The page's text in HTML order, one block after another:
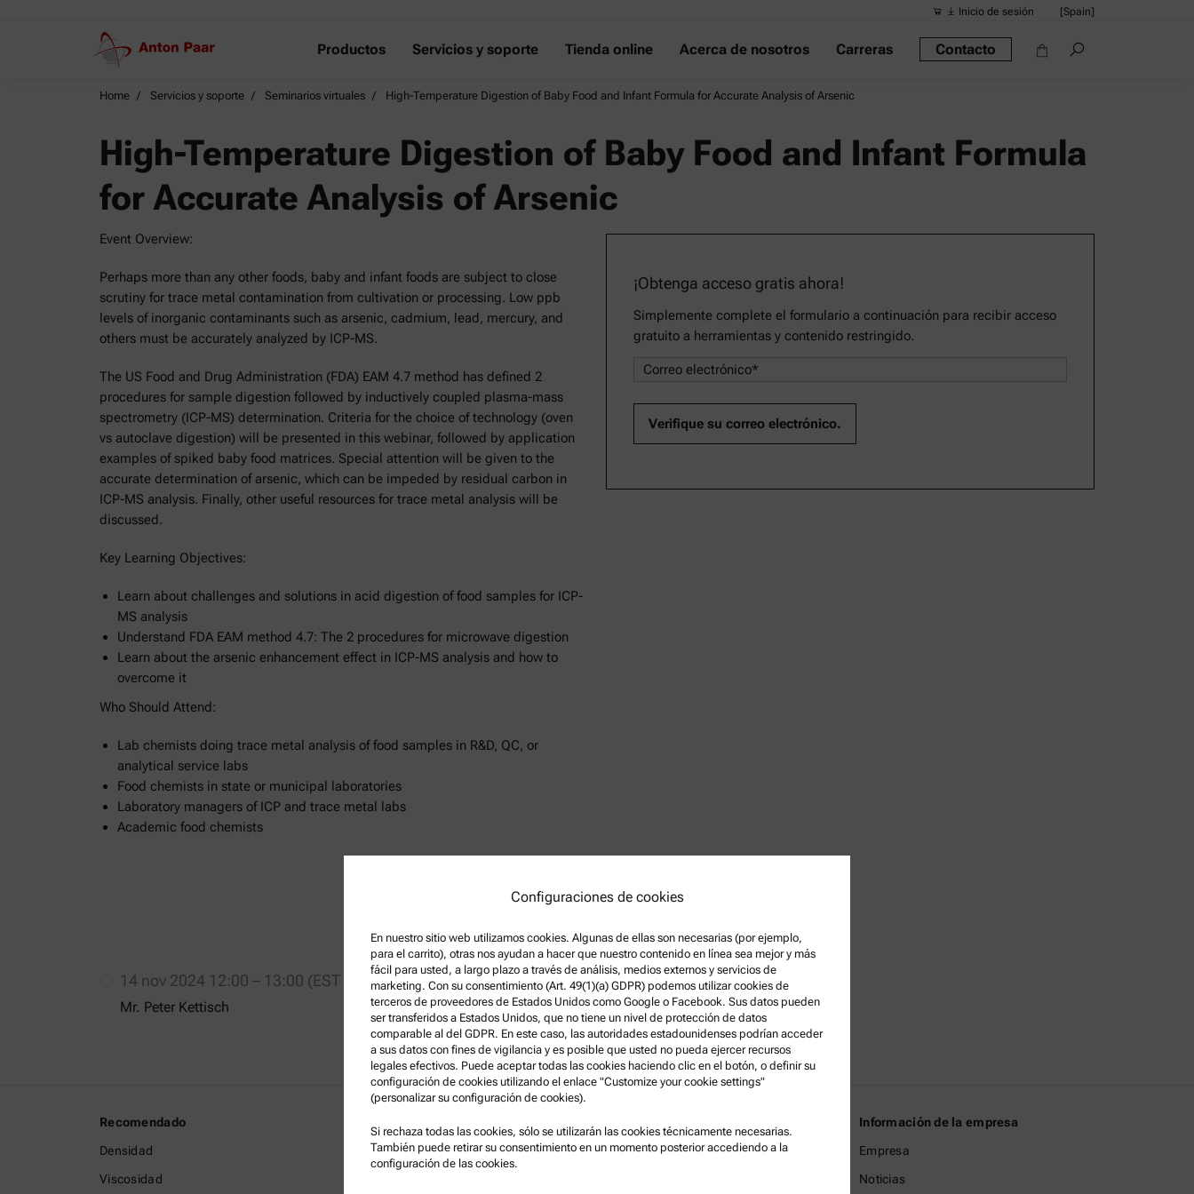
Inicio de sesión [Spain]
Productos Servicios y soporte Tienda online Acerca de nosotros Carreras Contacto
Home Servicios y soporte Seminarios virtuales High-Temperature Digestion of Baby Food and Infant Formula for Accurate Analysis of Arsenic
High-Temperature Digestion of Baby Food and Infant Formula
for Accurate Analysis of Arsenic
Event Overview:
Perhaps more than any other foods, baby and infant foods are subject to close
scrutiny for trace metal contamination from cultivation or processing. Low ppb
levels of inorganic contaminants such as arsenic, cadmium, lead, mercury, and
others must be accurately analyzed by ICP-MS.
The US Food and Drug Administration (FDA) EAM 4.7 method has defined 2
procedures for sample digestion followed by inductively coupled plasma-mass
spectrometry (ICP-MS) determination. Criteria for the choice of technology (oven
vs autoclave digestion) will be presented in this webinar, followed by application
examples of spiked baby food matrices. Special attention will be given to the
accurate determination of arsenic, which can be impeded by residual carbon in
ICP-MS analysis. Finally, other useful resources for trace metal analysis will be
discussed.
Key Learning Objectives:
Learn about challenges and solutions in acid digestion of food samples for ICP-
MS analysis
Understand FDA EAM method 4.7: The 2 procedures for microwave digestion
Learn about the arsenic enhancement effect in ICP-MS analysis and how to
overcome it
Who Should Attend:
Lab chemists doing trace metal analysis of food samples in R&D, QC, or
analytical service labs
Food chemists in state or municipal laboratories
Laboratory managers of ICP and trace metal labs
Academic food chemists
14 nov 2024 12:00 – 13:00 (EST UTC-05:00)
Mr. Peter Kettisch
¡Obtenga acceso gratis ahora!
Simplemente complete el formulario a continuación para recibir acceso
gratuito a herramientas y contenido restringido.
Recomendado
Densidad
Viscosidad
Términos y condiciones
Anton Paar Certified Service
Información de la empresa
Empresa
Noticias
Configuraciones de cookies
En nuestro sitio web utilizamos cookies. Algunas de ellas son necesarias (por ejemplo,
para el carrito), otras nos ayudan a hacer que nuestro contenido en línea sea mejor y más
fácil para usted, a largo plazo a través de análisis, medios externos y servicios de
marketing. Con su consentimiento (Art. 49(1)(a) GDPR) podemos utilizar cookies de
terceros de proveedores de Estados Unidos como Google o Facebook. Sus datos pueden
ser transferidos a Estados Unidos, que no tiene un nivel de protección de datos
comparable al del GDPR. En este caso, las autoridades estadounidenses podrían acceder
a sus datos con fines de vigilancia y es posible que usted no pueda ejercer recursos
legales efectivos. Puede aceptar todas las cookies haciendo clic en el botón, o definir su
configuración de cookies utilizando el enlace "Customize your cookie settings"
(personalizar su configuración de cookies).
Si rechaza todas las cookies, sólo se utilizarán las cookies técnicamente necesarias.
También puede retirar su consentimiento en un momento posterior accediendo a la
configuración de las cookies.